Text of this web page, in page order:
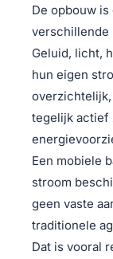
De opbouw
verschillende
Geluid, licht,
hun eigen
tegelijk actief
Een mobiele
stroom
geen vaste
traditionele
Dat is vooral